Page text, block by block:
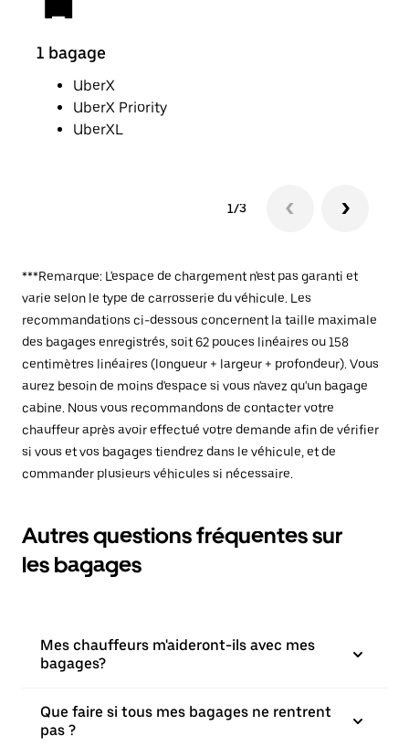
1 bagage
UberX
UberX Priority
UberXL
1/3
***Remarque: L'espace de chargement n'est pas garanti et
varie selon le type de carrosserie du véhicule. Les
recommandations ci-dessous concernent la taille maximale
des bagages enregistrés, soit 62 pouces linéaires ou 158
centimètres linéaires (longueur + largeur + profondeur). Vous
aurez besoin de moins d'espace si vous n'avez qu'un bagage
cabine. Nous vous recommandons de contacter votre
chauffeur après avoir effectué votre demande afin de vérifier
si vous et vos bagages tiendrez dans le véhicule, et de
commander plusieurs véhicules si nécessaire.
Autres questions fréquentes sur
les bagages
Mes chauffeurs m'aideront-ils avec mes
bagages?
Que faire si tous mes bagages ne rentrent
pas ?